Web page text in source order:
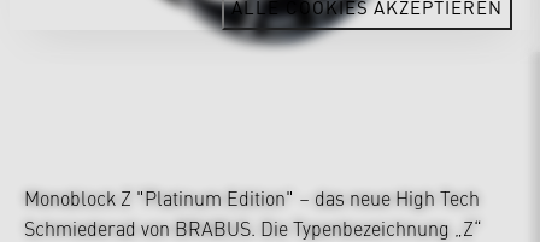
Monoblock Z "Platinum Edition" – das neue High Tech
Schmiederad von BRABUS. Die Typenbezeichnung „Z“
ALLE COOKIES AKZEPTIEREN